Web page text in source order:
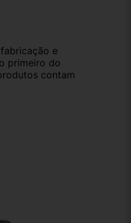
e
primeiro do
contam